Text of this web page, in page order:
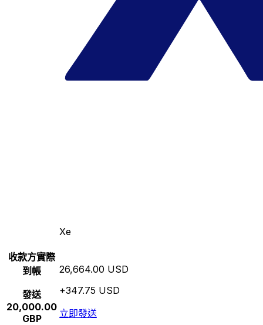
Xe
收款方實際
到帳
發送
20,000.00
GBP
26,664.00 USD
+347.75 USD
立即發送